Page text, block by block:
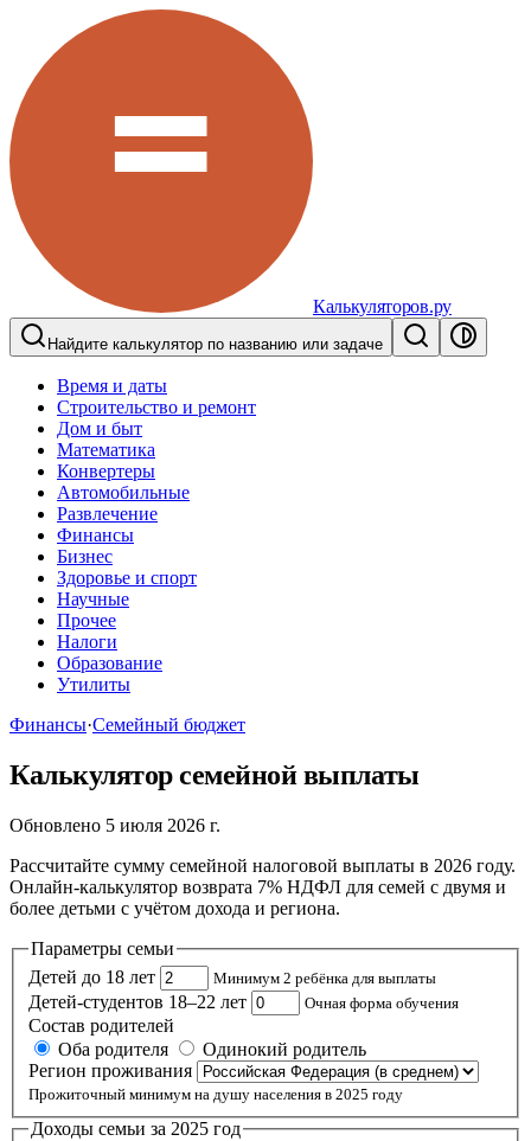
Калькуляторов.ру
Найдите калькулятор по названию или задаче
Время и даты
Строительство и ремонт
Дом и быт
Математика
Конвертеры
Автомобильные
Развлечение
Финансы
Бизнес
Здоровье и спорт
Научные
Прочее
Налоги
Образование
Утилиты
Финансы·Семейный бюджет
Калькулятор семейной выплаты
Обновлено 5 июля 2026 г.
Рассчитайте сумму семейной налоговой выплаты в 2026 году.
Онлайн-калькулятор возврата 7% НДФЛ для семей с двумя и
более детьми с учётом дохода и региона.
Параметры семьи
Детей до 18 лет
Минимум 2 ребёнка для выплаты
Детей-студентов 18–22 лет Очная форма обучения
Состав родителей
Оба родителя
Одинокий родитель
Регион проживания
Прожиточный минимум на душу населения в 2025 году
Доходы семьи за 2025 год